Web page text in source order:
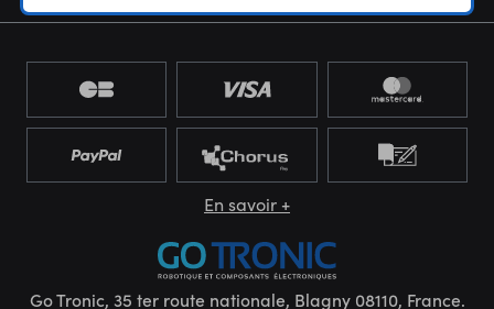
En savoir +
Go Tronic, 35 ter route nationale, Blagny 08110, France.